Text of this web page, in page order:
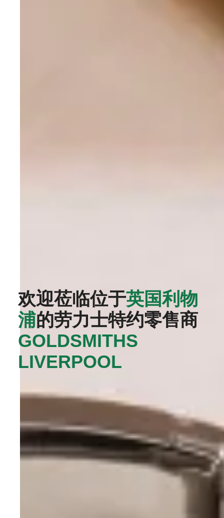
欢迎莅临位于英国利物
浦的劳力士特约零售商‭
GOLDSMITHS
LIVERPOOL‬